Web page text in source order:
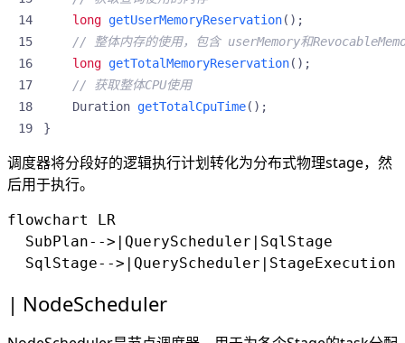
long getUserMemoryReservation();
// 整体内存的使用，包含 userMemory和
long getTotalMemoryReservation();
// 获取整体CPU使用
Duration getTotalCpuTime();
}
调度器将分段好的逻辑执行计划转化为分布式物理stage，然
后用于执行。
flowchart LR
  SubPlan-->|QueryScheduler|SqlStage
NodeScheduler